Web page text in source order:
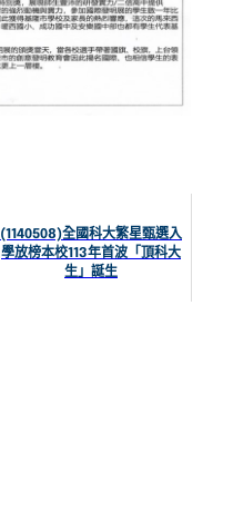
(1140508)全國科大繁星甄選入
學放榜本校113年首波「頂科大
生」誕生